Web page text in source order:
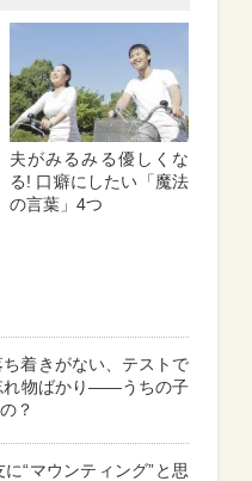
夫がみるみる優しくな
る! 口癖にしたい「魔法
の言葉」4つ
ち着きがない、テストで
れ物ばかり――うちの子
？
に“マウンティング”と思